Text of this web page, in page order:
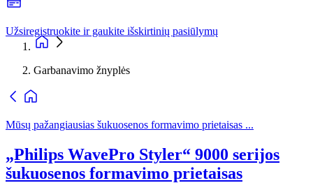
Užsiregistruokite ir gaukite išskirtinių pasiūlymų
Garbanavimo žnyplės
Mūsų pažangiausias šukuosenos formavimo prietaisas ...
„Philips WavePro Styler“ 9000 serijos
šukuosenos formavimo prietaisas